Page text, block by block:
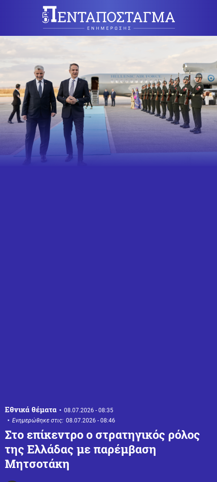
Εθνικά θέματα
08.07.2026 - 08:35
Ενημερώθηκε στις: 08.07.2026 - 08:46
Στο επίκεντρο ο στρατηγικός ρόλος
της Ελλάδας με παρέμβαση
Μητσοτάκη